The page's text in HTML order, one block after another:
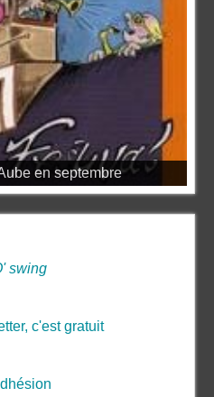
en septembre
swing
c'est gratuit